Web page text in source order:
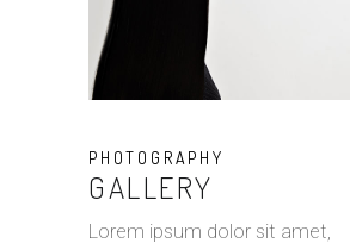
PHOTOGRAPHY
GALLERY
Lorem ipsum dolor sit amet,